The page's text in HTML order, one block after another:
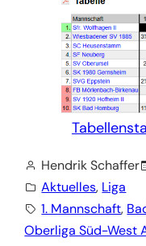
Hendrik Schaffer
Aktuelles, Liga
1. Mannschaft,
Oberliga Süd-West